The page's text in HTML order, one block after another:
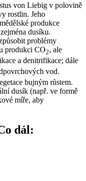
von Liebig v polovině
rostlin. Jeho
produkce
dusíku.
problémy
produkci CO2, ale
a denitrifikace; dále
vod.
bujným růstem.
dusík (např. ve formě
míře, aby
dál: